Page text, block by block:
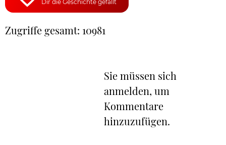
Dir die Geschichte gefällt
Zugriffe gesamt: 10981
Sie müssen sich
anmelden, um
Kommentare
hinzuzufügen.